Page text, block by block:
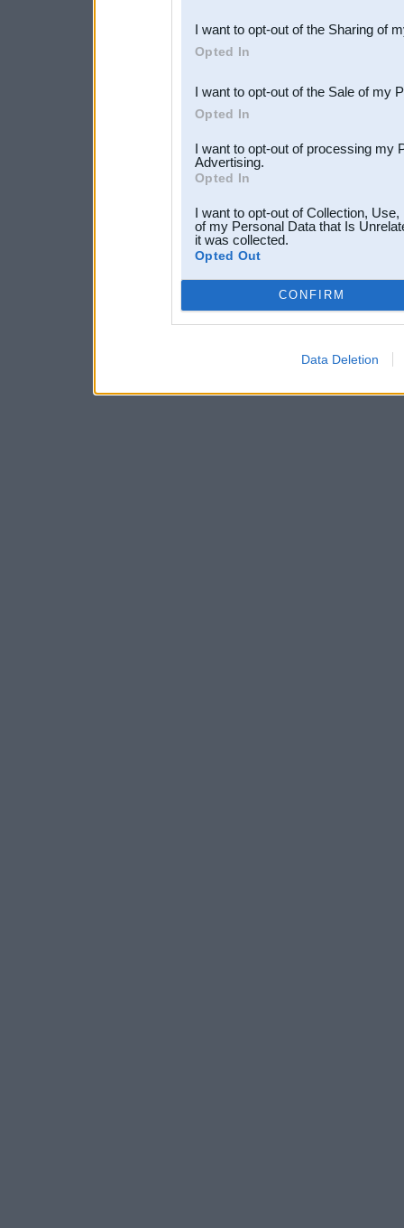
Downstream Participants
third parties.
I want to opt-out of the Sharing of
Opted In
I want to opt-out of the Sale of my
Opted In
I want to opt-out of processing my
Advertising.
Opted In
I want to opt-out of Collection,
of my Personal Data that Is
it was collected.
Opted Out
CONFIRM
Data Deletion